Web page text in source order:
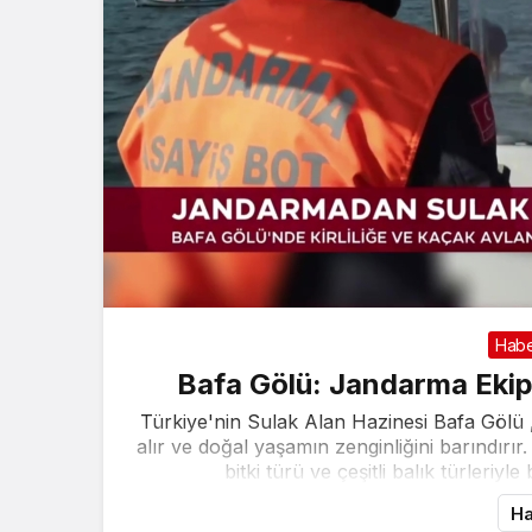
Bafa Gölü: Jandarma
Türkiye'nin Sulak Alan Hazinesi Bafa
alır ve doğal yaşamın zenginliğini
bitki türü ve çeşitli balık türleriyle